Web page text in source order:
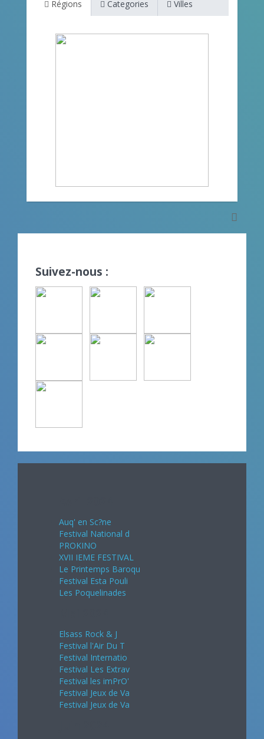
Régions Categories Villes
Suivez-nous :
Auq' en Sc?ne
Festival National d
PROKINO
XVII IEME FESTIVAL
Le Printemps Baroqu
Festival Esta Pouli
Les Poquelinades
Elsass Rock & J
Festival l'Air Du T
Festival Internatio
Festival Les Extrav
Festival les imPrO'
Festival Jeux de Va
Festival Jeux de Va